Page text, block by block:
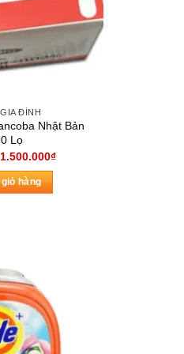
ĐÌNH
Nhật Bản
Lọ
Giá
là:
1.750.000₫.
1.500.000₫Giá
hàng